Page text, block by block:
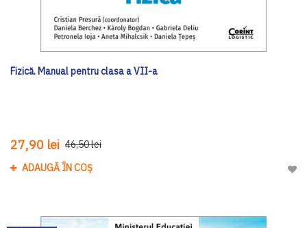
Fizică. Manual pentru clasa a VII-a
27,90 lei 46,50 lei
ADAUGĂ ÎN COȘ